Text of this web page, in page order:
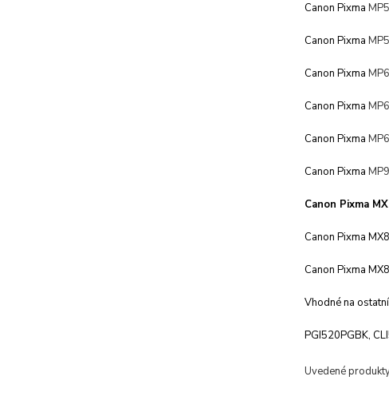
Canon Pixma
Canon Pixma
Canon Pixma
Canon Pixma
Canon Pixma
Canon Pixma
Canon Pixma
Canon Pixma
Canon Pixma
Vhodné na
PGI520PGBK,
Uvedené